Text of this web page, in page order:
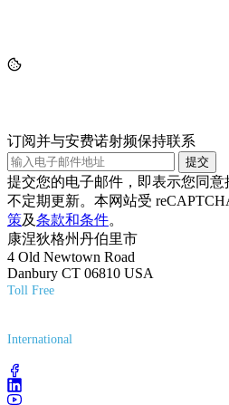
订阅并与安费诺射频保持联系
提交
提交您的电子邮件，即表示您同意
不定期更新。本网站受
策及条款和条件。
康涅狄格州丹伯里市
4 Old Newtown Road
Danbury CT 06810 USA
Toll Free
International